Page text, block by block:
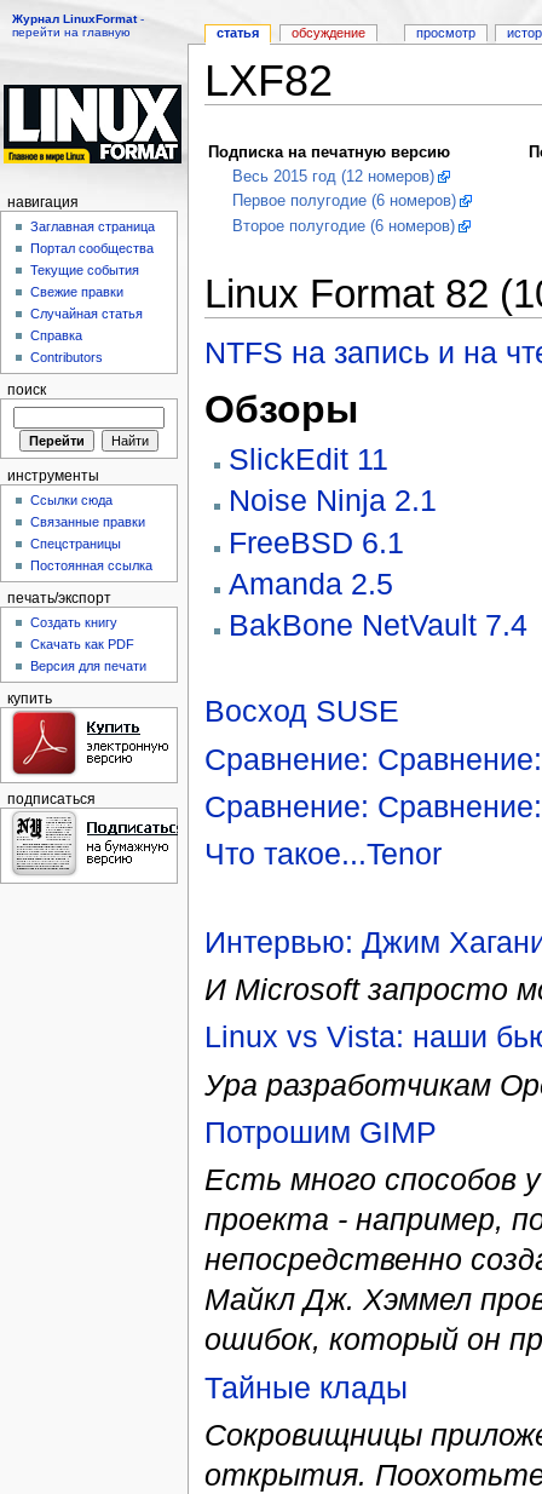
Журнал LinuxFormat-
перейти на главную
LXF82
Подписка на печатную версию
Весь 2015 год (12 номеров)
Первое полугодие (6 номеров)
Второе полугодие (6 номеров)
Linux Format 82
NTFS на запись и на
Обзоры
SlickEdit 11
Noise Ninja 2.1
FreeBSD 6.1
Amanda 2.5
BakBone NetVault 7.4
Восход SUSE
Сравнение:
Сравнение:
Что такое...Tenor
Интервью: Джим
И Microsoft запросто
Linux vs Vista: наши
Ура разработчикам
Потрошим GIMP
Есть много способов
проекта - например,
непосредственно
Майкл Дж. Хэммел
ошибок, который он
Тайные клады
Сокровищницы
открытия.
статья обсуждение просмотр
навигация
Заглавная страница
Портал сообщества
Текущие события
Свежие правки
Случайная статья
Справка
Contributors
поиск
инструменты
Ссылки сюда
Связанные правки
Спецстраницы
Постоянная ссылка
печать/экспорт
Создать книгу
Скачать как PDF
Версия для печати
купить
подписаться